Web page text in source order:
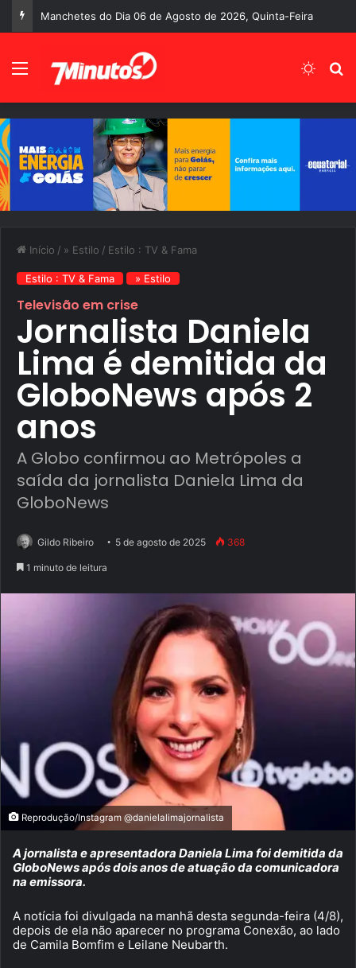
Manchetes do Dia 06 de Agosto de 2026, Quinta-Feira
Menu
Início / » Estilo / Estilo : TV & Fama
Estilo : TV & Fama » Estilo
Televisão em crise
Jornalista Daniela
Lima é demitida da
GloboNews após 2
anos
A Globo confirmou ao Metrópoles a
saída da jornalista Daniela Lima da
GloboNews
Gildo Ribeiro 5 de agosto de 2025 368
1 minuto de leitura
Reprodução/Instagram @danielalimajornalista
A jornalista e apresentadora Daniela Lima foi demitida da
GloboNews após dois anos de atuação da comunicadora
na emissora.
A notícia foi divulgada na manhã desta segunda-feira (4/8),
depois de ela não aparecer no programa Conexão, ao lado
de Camila Bomfim e Leilane Neubarth.